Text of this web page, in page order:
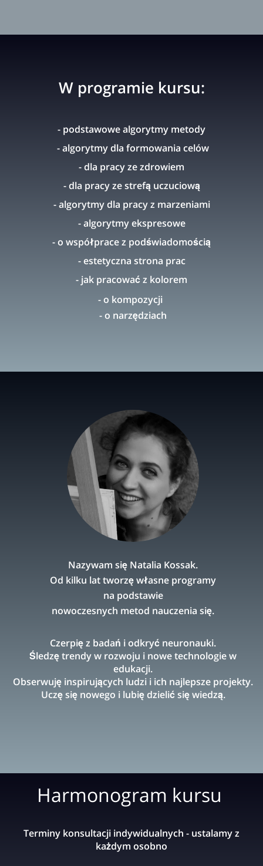
W programie kursu:
- podstawowe algorytmy metody
- algorytmy dla formowania celów
- dla pracy ze zdrowiem
- dla pracy ze strefą uczuciową
- algorytmy dla pracy z marzeniami
- algorytmy ekspresowe
- o współprace z podświadomością
- estetyczna strona prac
- jak pracować z kolorem
- o kompozycji
- o narzędziach
Nazywam się Natalia Kossak.
Od kilku lattworzę własne programy
na podstawie
nowoczesnych metod nauczenia się.
Czerpię z badań i odkryć neuronauki.
Śledzę trendy w rozwoju i nowe technologie w
edukacji.
Obserwuję inspirujących ludzi i ich najlepsze projekty.
Uczę się nowego i lubię dzielić się wiedzą.
Harmonogram kursu
Terminy konsultacji indywidualnych - ustalamy z
każdym osobno